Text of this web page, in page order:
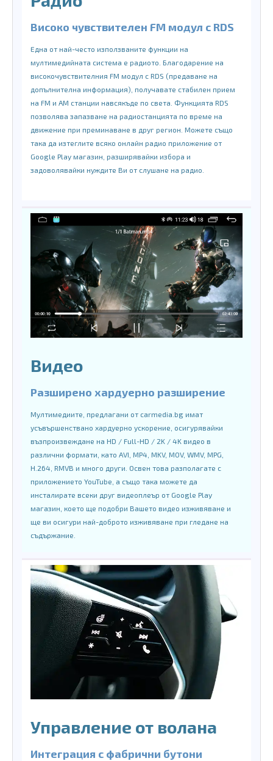
Високо чувствителен FM модул с RDS
Една от най-често използваните функции на
мултимедийната система е радиото. Благодарение на
високочувствителния FM модул с RDS (предаване на
допълнителна информация), получавате стабилен прием
на FM и AM станции навсякъде по света. Функцията RDS
позволява запазване на радиостанцията по време на
движение при преминаване в друг регион. Можете също
така да изтеглите всяко онлайн радио приложение от
Google Play магазин, разширявайки избора и
задоволявайки нуждите Ви от слушане на радио.
Видео
Разширено хардуерно разширение
Мултимедиите, предлагани от carmedia.bg имат
усъвършенствано хардуерно ускорение, осигурявайки
възпроизвеждане на HD / Full-HD / 2K / 4K видео в
различни формати, като AVI, MP4, MKV, MOV, WMV, MPG,
H.264, RMVB и много други. Освен това разполагате с
приложението YouTube, а също така можете да
инсталирате всеки друг видеоплеър от Google Play
магазин, което ще подобри Вашето видео изживяване и
ще ви осигури най-доброто изживяване при гледане на
съдържание.
Управление от волана
Интеграция с фабрични бутони